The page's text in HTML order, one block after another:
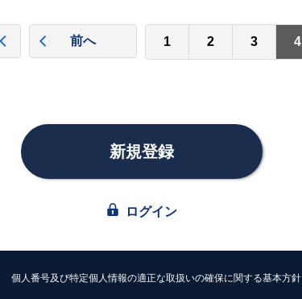
前へ 1 2 3 4
新規登録
ログイン
個人番号及び特定個人情報の適正な取扱いの確保に関する基本方針